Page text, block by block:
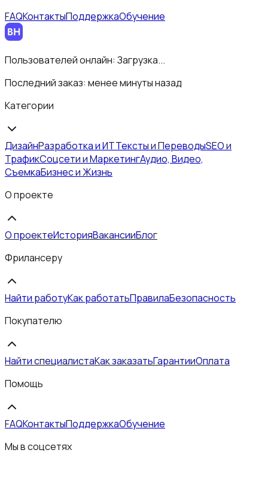
FAQКонтактыПоддержкаОбучение
Пользователей онлайн: Загрузка...
Последний заказ: менее минуты назад
Категории
ДизайнРазработка и ИТТексты и ПереводыSEO и
ТрафикСоцсети и МаркетингАудио, Видео,
СъемкаБизнес и Жизнь
О проекте
О проектеИсторияВакансииБлог
Фрилансеру
Найти работуКак работатьПравилаБезопасность
Покупателю
Найти специалистаКак заказатьГарантииОплата
Помощь
FAQКонтактыПоддержкаОбучение
Мы в соцсетях